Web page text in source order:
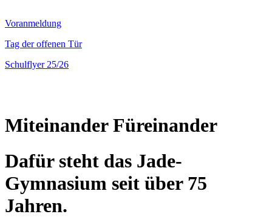
Voranmeldung
Tag der offenen Tür
Schulflyer 25/26
Miteinander Füreinander
Dafür steht das Jade-
Gymnasium seit über 75
Jahren.